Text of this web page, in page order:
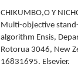
CHIKUMBO,O Y
Multi-objective
algorithm Ensis,
Rotorua 3046, New
16831695. Elsevier.